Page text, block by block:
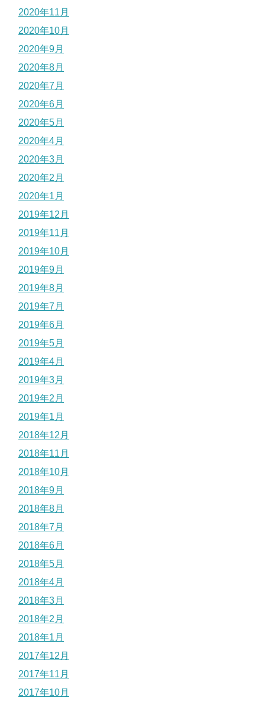
2020年11月
2020年10月
2020年9月
2020年8月
2020年7月
2020年6月
2020年5月
2020年4月
2020年3月
2020年2月
2020年1月
2019年12月
2019年11月
2019年10月
2019年9月
2019年8月
2019年7月
2019年6月
2019年5月
2019年4月
2019年3月
2019年2月
2019年1月
2018年12月
2018年11月
2018年10月
2018年9月
2018年8月
2018年7月
2018年6月
2018年5月
2018年4月
2018年3月
2018年2月
2018年1月
2017年12月
2017年11月
2017年10月